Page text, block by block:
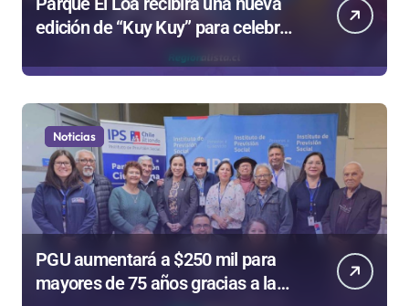
edición de “Kuy Kuy” para celebrar
Noticias
PGU aumentará a $250 mil para
mayores de 75 años gracias a la